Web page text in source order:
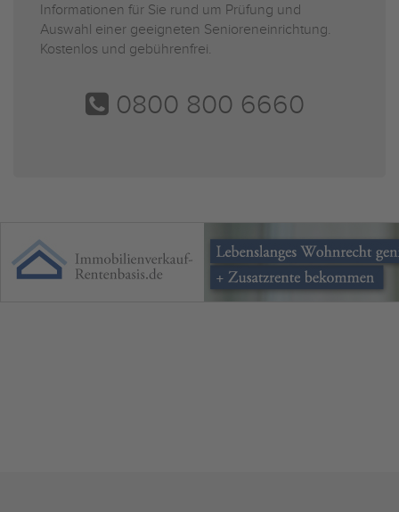
Informationen für Sie rund um Prüfung und
Auswahl einer geeigneten Senioreneinrichtung.
Kostenlos und gebührenfrei.
0800 800 6660